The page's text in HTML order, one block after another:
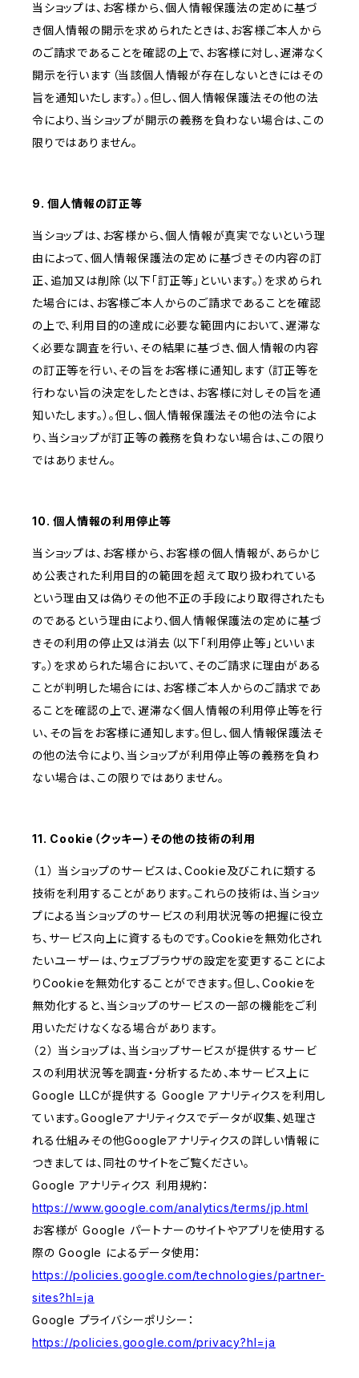
当ショップは、お客様から、個人情報保護法の定めに基づ
き個人情報の開示を求められたときは、お客様ご本人から
のご請求であることを確認の上で、お客様に対し、遅滞なく
開示を行います（当該個人情報が存在しないときにはその
旨を通知いたします。）。但し、個人情報保護法その他の法
令により、当ショップが開示の義務を負わない場合は、この
限りではありません。
9. 個人情報の訂正等
当ショップは、お客様から、個人情報が真実でないという理
由によって、個人情報保護法の定めに基づきその内容の訂
正、追加又は削除（以下「訂正等」といいます。）を求められ
た場合には、お客様ご本人からのご請求であることを確認
の上で、利用目的の達成に必要な範囲内において、遅滞な
く必要な調査を行い、その結果に基づき、個人情報の内容
の訂正等を行い、その旨をお客様に通知します（訂正等を
行わない旨の決定をしたときは、お客様に対しその旨を通
知いたします。）。但し、個人情報保護法その他の法令によ
り、当ショップが訂正等の義務を負わない場合は、この限り
ではありません。
10. 個人情報の利用停止等
当ショップは、お客様から、お客様の個人情報が、あらかじ
め公表された利用目的の範囲を超えて取り扱われている
という理由又は偽りその他不正の手段により取得されたも
のであるという理由により、個人情報保護法の定めに基づ
きその利用の停止又は消去（以下「利用停止等」といいま
す。）を求められた場合において、そのご請求に理由がある
ことが判明した場合には、お客様ご本人からのご請求であ
ることを確認の上で、遅滞なく個人情報の利用停止等を行
い、その旨をお客様に通知します。但し、個人情報保護法そ
の他の法令により、当ショップが利用停止等の義務を負わ
ない場合は、この限りではありません。
11. Cookie（クッキー）その他の技術の利用
（１） 当ショップのサービスは、Cookie及びこれに類する
技術を利用することがあります。これらの技術は、当ショッ
プによる当ショップのサービスの利用状況等の把握に役立
ち、サービス向上に資するものです。Cookieを無効化され
たいユーザーは、ウェブブラウザの設定を変更することによ
りCookieを無効化することができます。但し、Cookieを
無効化すると、当ショップのサービスの一部の機能をご利
用いただけなくなる場合があります。
（２） 当ショップは、当ショップサービスが提供するサービ
スの利用状況等を調査・分析するため、本サービス上に
Google LLCが提供する Google アナリティクスを利用し
ています。Googleアナリティクスでデータが収集、処理さ
れる仕組みその他Googleアナリティクスの詳しい情報に
つきましては、同社のサイトをご覧ください。
Google アナリティクス 利用規約：
https://www.google.com/analytics/terms/jp.html
お客様が Google パートナーのサイトやアプリを使用する
際の Google によるデータ使用：
https://policies.google.com/technologies/partner-
sites?hl=ja
Google プライバシーポリシー：
https://policies.google.com/privacy?hl=ja